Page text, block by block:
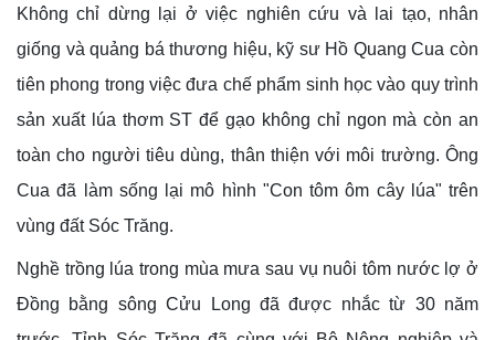
Không chỉ dừng lại ở việc nghiên cứu và lai tạo, nhân
giống và quảng bá thương hiệu, kỹ sư Hồ Quang Cua còn
tiên phong trong việc đưa chế phẩm sinh học vào quy trình
sản xuất lúa thơm ST để gạo không chỉ ngon mà còn an
toàn cho người tiêu dùng, thân thiện với môi trường. Ông
Cua đã làm sống lại mô hình "Con tôm ôm cây lúa" trên
vùng đất Sóc Trăng.
Nghề trồng lúa trong mùa mưa sau vụ nuôi tôm nước lợ ở
Đồng bằng sông Cửu Long đã được nhắc từ 30 năm